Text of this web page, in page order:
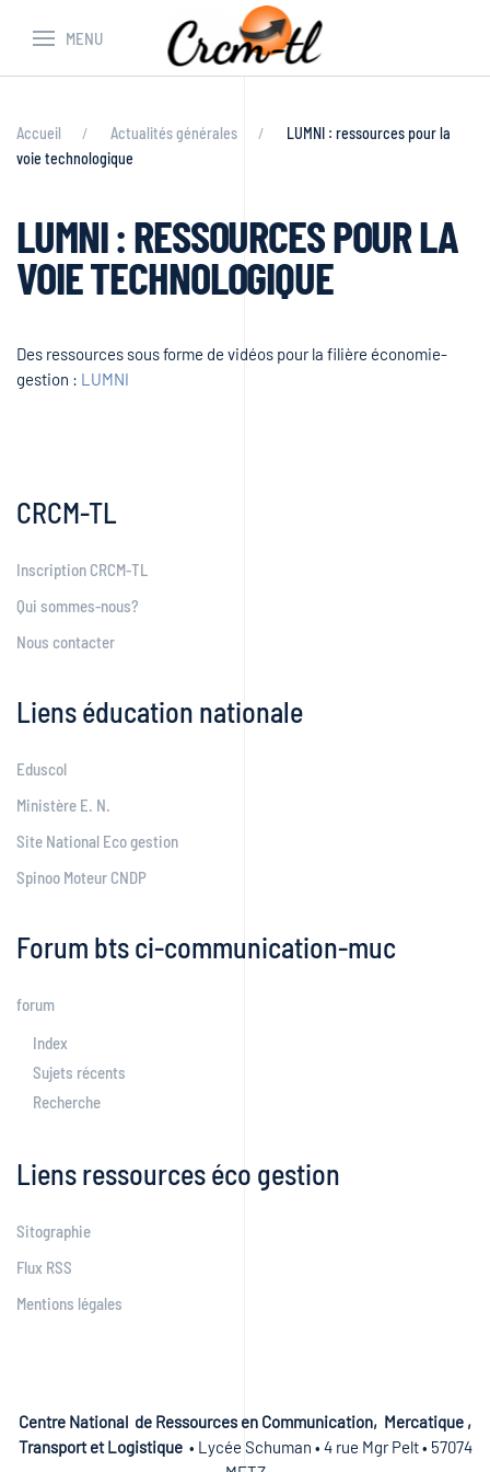
MENU
Accueil Actualités générales
LUMNI : ressources pour la
voie technologique
LUMNI : RESSOURCES POUR LA
VOIE TECHNOLOGIQUE
Des ressources sous forme de vidéos pour la filière économie-
gestion : LUMNI
CRCM-TL
Inscription CRCM-TL
Qui sommes-nous?
Nous contacter
Liens éducation nationale
Eduscol
Ministère E. N.
Site National Eco gestion
Spinoo Moteur CNDP
Forum bts ci-communication-muc
forum
Index
Sujets récents
Recherche
Liens ressources éco gestion
Sitographie
Flux RSS
Mentions légales
Centre National de Ressources en Communication, Mercatique ,
Transport et Logistique • Lycée Schuman • 4 rue Mgr Pelt • 57074